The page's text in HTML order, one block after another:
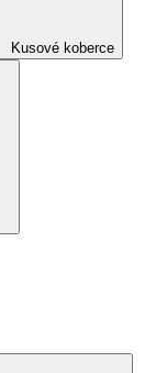
Kusové koberce